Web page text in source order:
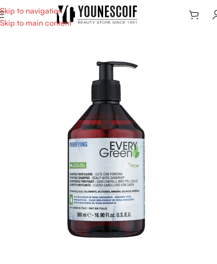
Skip to navigation
Skip to main content